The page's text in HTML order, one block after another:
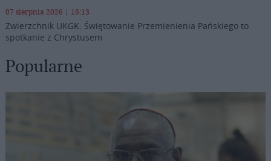
07 sierpnia 2026 | 16:13
Zwierzchnik UKGK: Świętowanie Przemienienia Pańskiego to
spotkanie z Chrystusem
Popularne